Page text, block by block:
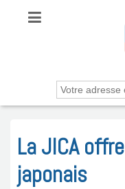
La JICA
japonais